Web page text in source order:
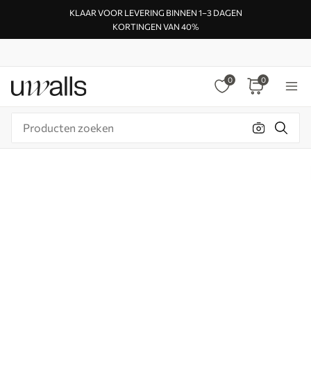
KLAAR VOOR LEVERING BINNEN 1–3 DAGEN
KORTINGEN VAN 40%
0 0